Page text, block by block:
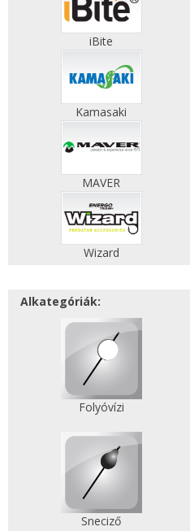
iBite
Kamasaki
MAVER
Wizard
Alkategóriák:
Folyóvízi
Sneciző